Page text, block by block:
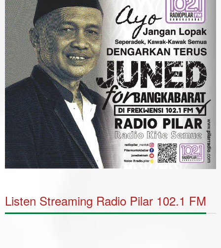
Listen Streaming Radio Pilar 102.1 FM